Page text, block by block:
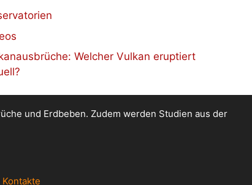
Welcher Vulkan eruptiert
und Erdbeben. Zudem werden Studien aus der